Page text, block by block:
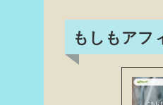
もしもアフ